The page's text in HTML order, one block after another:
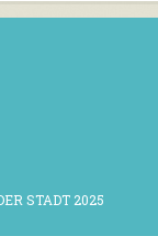
STADT 2025